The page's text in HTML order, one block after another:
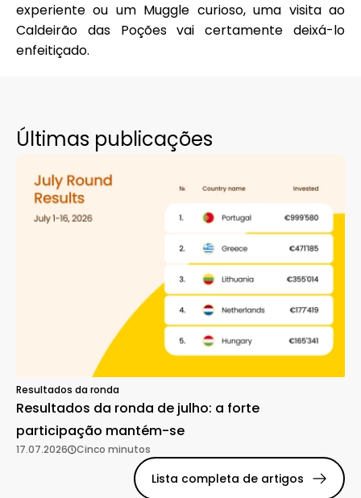
experiente ou um Muggle curioso, uma visita ao
Caldeirão das Poções vai certamente deixá-lo
enfeitiçado.
Últimas publicações
Resultados da ronda
Resultados da ronda de julho: a forte
participação mantém-se
17.07.2026 Cinco minutos
Lista completa de artigos